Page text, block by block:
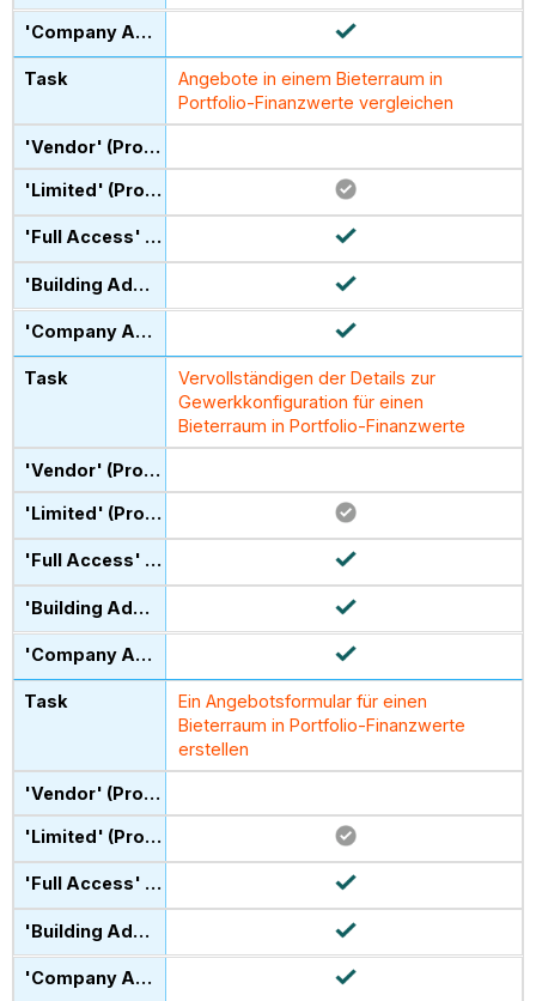
Angebote in einem Bieterraum in
Portfolio-Finanzwerte vergleichen
Vervollständigen der Details zur
Gewerkkonfiguration für einen
Bieterraum in Portfolio-Finanzwerte
Ein Angebotsformular für einen
Bieterraum in Portfolio-Finanzwerte
erstellen